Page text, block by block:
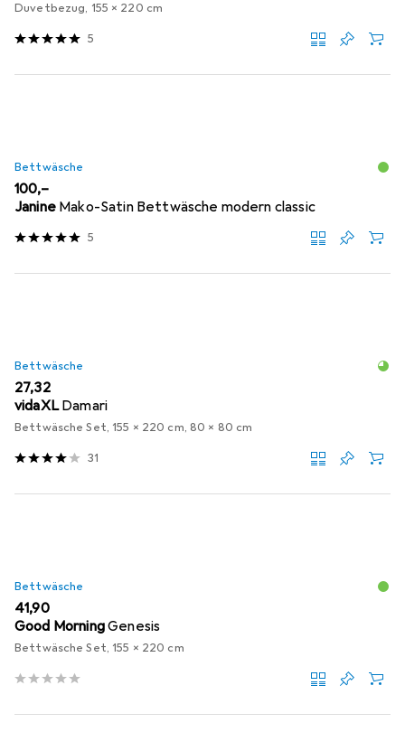
Duvetbezug, 155 x 220 cm
5
Bettwäsche
EUR
100,–
Janine Mako-Satin Bettwäsche modern classic
5
Bettwäsche
EUR
27,32
vidaXL Damari
Bettwäsche Set, 155 x 220 cm, 80 x 80 cm
31
Bettwäsche
EUR
41,90
Good MorningGenesis
Bettwäsche Set, 155 x 220 cm